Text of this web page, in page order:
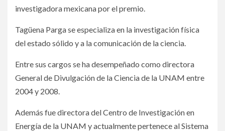
investigadora mexicana por el premio.
Tagüena Parga se especializa en la investigación física
del estado sólido y a la comunicación de la ciencia.
Entre sus cargos se ha desempeñado como directora
General de Divulgación de la Ciencia de la UNAM entre
2004 y 2008.
Además fue directora del Centro de Investigación en
Energía de la UNAM y actualmente pertenece al Sistema